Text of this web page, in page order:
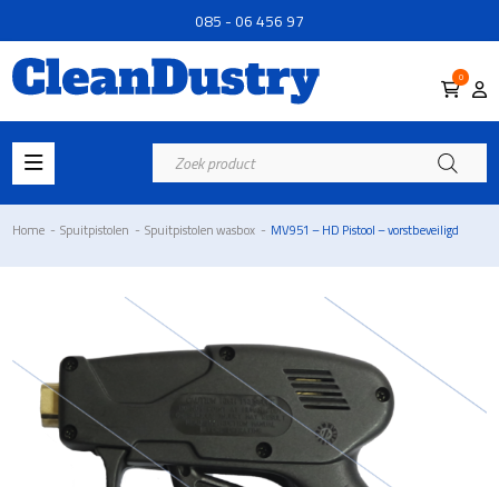
085 - 06 456 97
0
Producten
zoeken
Home - Spuitpistolen - Spuitpistolen wasbox - MV951 – HD Pistool – vorstbeveiligd